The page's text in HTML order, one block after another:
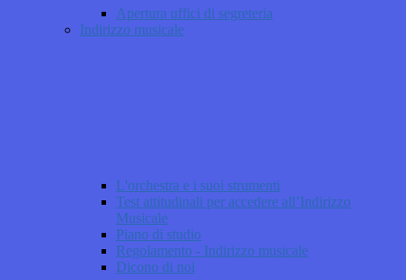
Apertura uffici di segreteria
Indirizzo musicale
L'orchestra e i suoi strumenti
Test attitudinali per accedere all’Indirizzo
Musicale
Piano di studio
Regolamento - Indirizzo musicale
Dicono di noi